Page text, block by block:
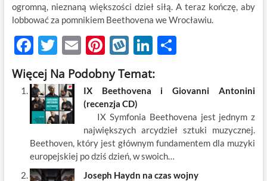
ogromną, nieznaną większości dzieł siłą. A teraz kończę, aby
lobbować za pomnikiem Beethovena we Wrocławiu.
F
ac
e
b
o
o
k
T
w
itt
er
E
m
ail
Pi
nt
er
es
t
W
k
o
p
Li
k
e
dI
n
S
ar
e
Więcej Na Podobny Temat:
IX Beethovena i Giovanni Antonini
(recenzja CD)
IX Symfonia Beethovena jest jednym z
największych arcydzieł sztuki muzycznej.
Beethoven, który jest głównym fundamentem dla muzyki
europejskiej po dziś dzień, w swoich…
Joseph Haydn na czas wojny